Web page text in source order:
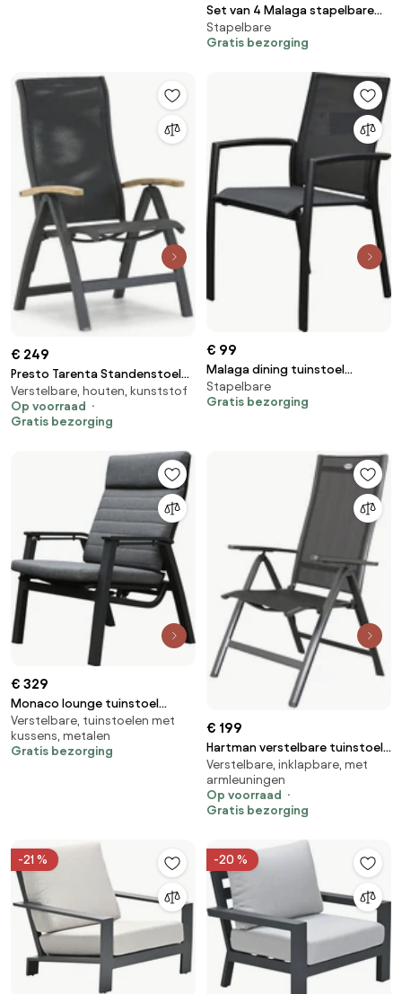
Set van 4 Malaga stapelbare
tuinstoelen antraciet
aluminium textileen
Stapelbare
Gratis bezorging
€ 249
Presto Tarenta Standenstoel
Met Teak Arm Aluminium Grijs
Verstelbare, houten, kunststof
Op voorraad
Gratis bezorging
€ 99
Malaga dining tuinstoel
stapelbaar antraciet aluminium
textileen
Stapelbare
Gratis bezorging
€ 329
Monaco lounge tuinstoel
verstelbaar aluminium
antraciet
Verstelbare, tuinstoelen met
kussens, metalen
Gratis bezorging
€ 199
Hartman verstelbare tuinstoel
Roma
Verstelbare, inklapbare, met
armleuningen
Op voorraad
Gratis bezorging
-21 % -20 %